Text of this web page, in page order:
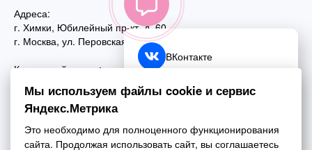
Адреса:
г. Химки, Юбилейный пр-кт, д. 60
г. Москва, ул. Перовская, д. 59
Контактный номер:
+7 (495) 970-44-75
Почта:
mail@esta-fiesta.ru
ВКонтакте
Telegram
Обратный звонок
Мы используем файлы cookie и сервис
Яндекс.Метрика
Это необходимо для полноценного функционирования
сайта. Продолжая использовать сайт, вы соглашаетесь